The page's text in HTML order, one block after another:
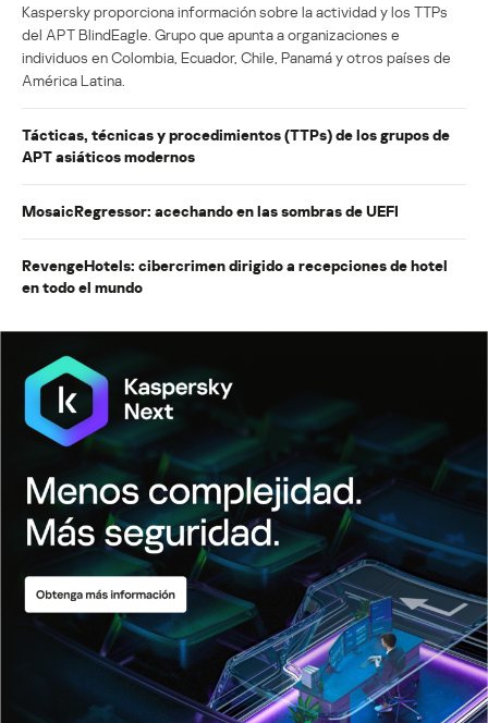
Kaspersky proporciona información sobre la actividad y los TTPs
del APT BlindEagle. Grupo que apunta a organizaciones e
individuos en Colombia, Ecuador, Chile, Panamá y otros países de
América Latina.
Tácticas, técnicas y procedimientos (TTPs) de los grupos de
APT asiáticos modernos
MosaicRegressor: acechando en las sombras de UEFI
RevengeHotels: cibercrimen dirigido a recepciones de hotel
en todo el mundo